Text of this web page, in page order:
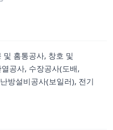
홈통공사, 창호 및
공사, 수장공사(도배,
방설비공사(보일러), 전기